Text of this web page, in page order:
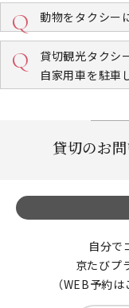
動物をタクシー
貸切観光タクシ
自家用車を駐車
貸切のお
自分で
京たびプ
（WEB予約